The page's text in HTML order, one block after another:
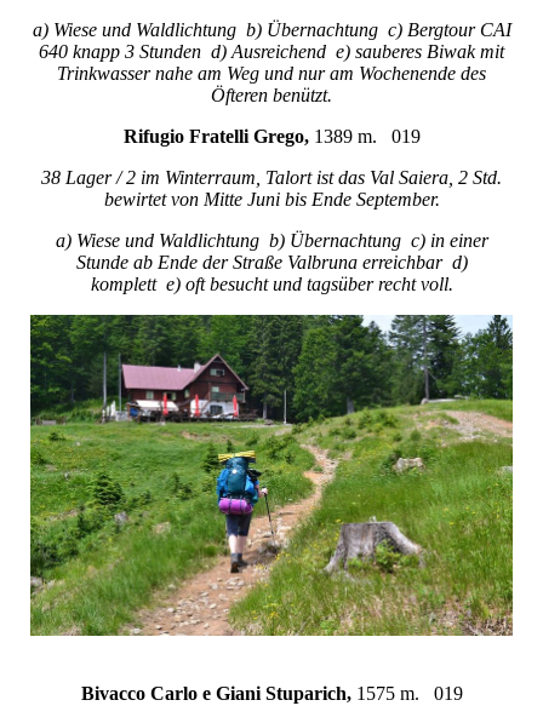
a) Wiese und Waldlichtung b) Übernachtung c) Bergtour CAI
640 knapp 3 Stunden d) Ausreichend e) sauberes Biwak mit
Trinkwasser nahe am Weg und nur am Wochenende des
Öfteren benützt.
Rifugio Fratelli Grego, 1389 m. 019
38 Lager / 2 im Winterraum, Talort ist das Val Saiera, 2 Std.
bewirtet von Mitte Juni bis Ende September.
a) Wiese und Waldlichtung b) Übernachtung c) in einer
Stunde ab Ende der Straße Valbruna erreichbar d)
komplett e) oft besucht und tagsüber recht voll.
Bivacco Carlo e Giani Stuparich, 1575 m. 019